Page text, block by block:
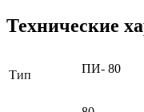
Технические
Тип ПИ- 80